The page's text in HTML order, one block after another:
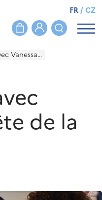
FR/CZ
Spectacle avec Vanessa : fête de la musique !
de la